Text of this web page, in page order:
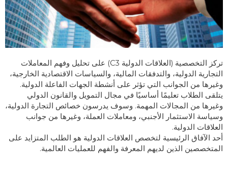
تركز التخصصية (العلاقات الدولية C3) على تحليل وفهم المعاملات
التجارية الدولية، والتدفقات المالية، والسياسات الاقتصادية الخارجية،
وغيرها من الجوانب التي تؤثر على أنشطة الجهات الفاعلة الدولية.
يتلقى الطلاب تعليمًا أساسيًا في مجال التمويل والقانون الدولي
وغيرها من المجالات المهمة. وسوف يدرسون خصائص التجارة الدولية،
وسياسة الاستثمار الأجنبي، ومعاملات العملة، وغيرها من جوانب
العلاقات الدولية.
أحد الآفاق الرئيسية لتخصص العلاقات الدولية هو الطلب المتزايد على
المتخصصين الذين لديهم المعرفة والفهم للعمليات العالمية.